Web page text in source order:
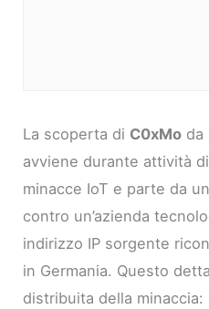
La scoperta di C0xMo da
avviene durante attività
minacce IoT e parte da
contro un’azienda
indirizzo IP sorgente
in Germania. Questo
distribuita della